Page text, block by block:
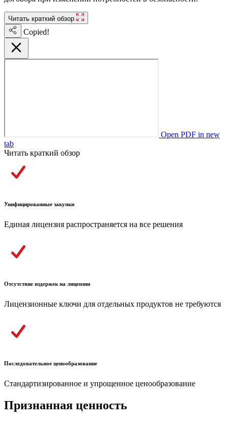
Читать краткий обзор
Copied!
Open PDF in new
tab
Читать краткий обзор
Унифицированные закупки
Единая лицензия распространяется на все решения
Отсутствие издержек на лицензии
Лицензионные ключи для отдельных продуктов не требуются
Последовательное ценообразование
Стандартизированное и упрощенное ценообразование
Признанная ценность